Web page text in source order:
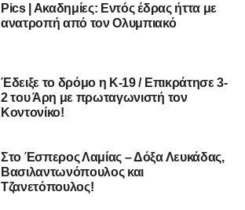
Pics | Aκαδημίες: Εντός έδρας ήττα με
ανατροπή από τον Ολυμπιακό
Έδειξε το δρόμο η Κ-19 / Επικράτησε 3-
2 του Άρη με πρωταγωνιστή τον
Κοντονίκο!
Στο Έσπερος Λαμίας – Δόξα Λευκάδας,
Βασιλαντωνόπουλος και
Τζανετόπουλος!